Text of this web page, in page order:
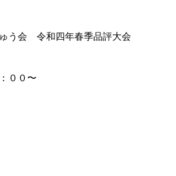
う会 令和四年春季品評大会
００〜